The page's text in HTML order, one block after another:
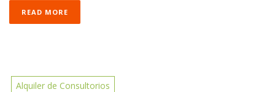
READ MORE
Alquiler de Consultorios